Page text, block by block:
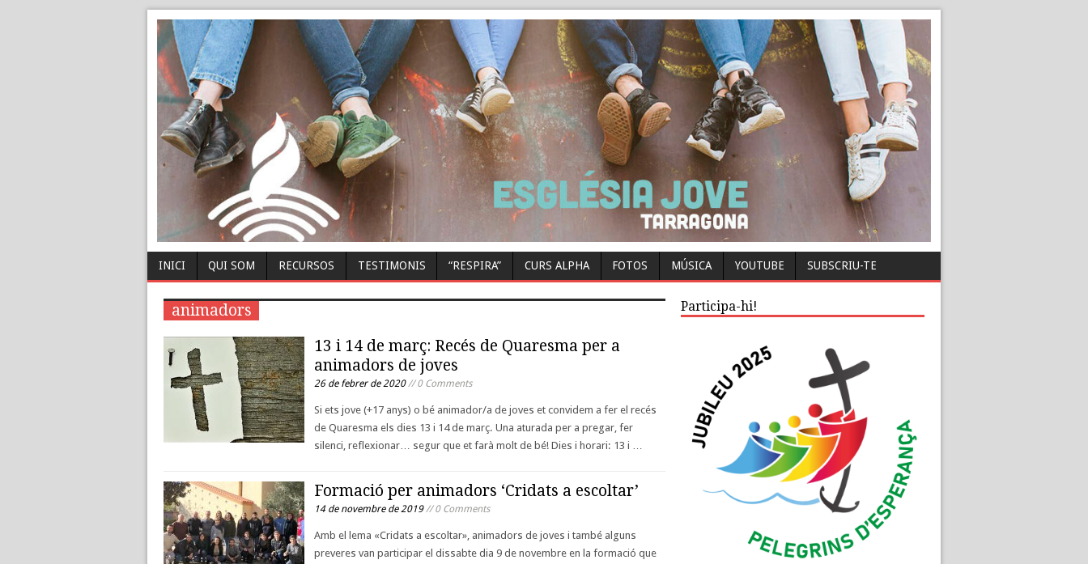
INICI QUI SOM RECURSOS TESTIMONIS “RESPIRA” CURS ALPHA FOTOS MÚSICA YOUTUBE SUBSCRIU-TE
animadors
13 i 14 de març: Recés de Quaresma per a
animadors de joves
26 de febrer de 2020// 0 Comments
Si ets jove (+17 anys) o bé animador/a de joves et convidem a fer el recés
de Quaresma els dies 13 i 14 de març. Una aturada per a pregar, fer
silenci, reflexionar… segur que et farà molt de bé! Dies i horari: 13 i …
Formació per animadors ‘Cridats a escoltar’
14 de novembre de 2019// 0 Comments
Amb el lema «Cridats a escoltar», animadors de joves i també alguns
preveres van participar el dissabte dia 9 de novembre en la formació que
Participa-hi!